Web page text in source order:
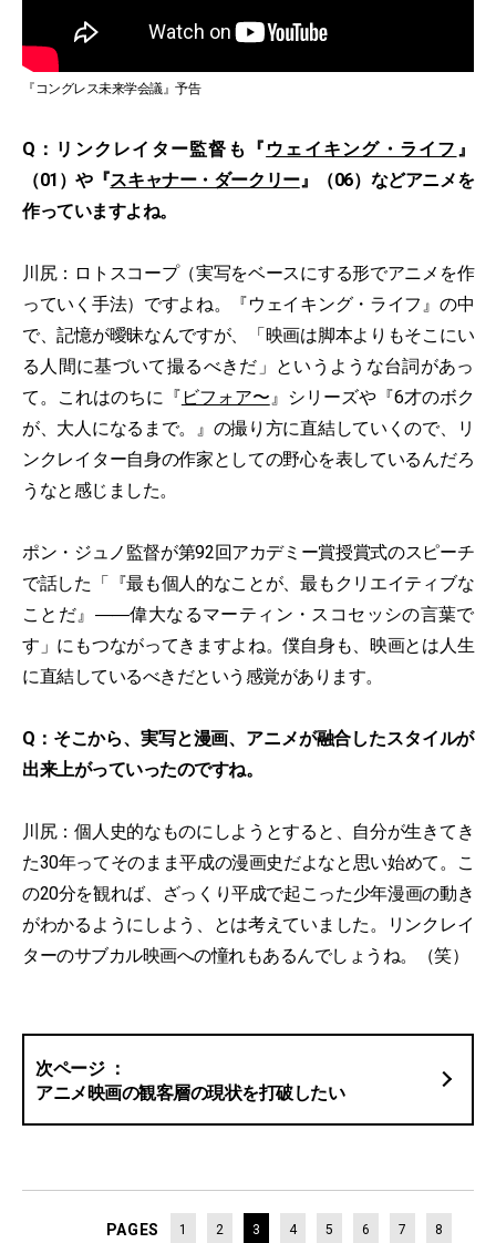
『コングレス未来学会議』予告
Q：リンクレイター監督も『 ウェイキング・ライフ 』
（01）や『スキャナー・ダークリー』（06）などアニメを
作っていますよね。
川尻：ロトスコープ（実写をベースにする形でアニメを作
っていく手法）ですよね。『ウェイキング・ライフ』の中
で、記憶が曖昧なんですが、「映画は脚本よりもそこにい
る人間に基づいて撮るべきだ」というような台詞があっ
て。これはのちに『 ビフォア〜 』シリーズや『6才のボク
が、大人になるまで。』の撮り方に直結していくので、リ
ンクレイター自身の作家としての野心を表しているんだろ
うなと感じました。
ポン・ジュノ監督が第92回アカデミー賞授賞式のスピーチ
で話した「『最も個人的なことが、最もクリエイティブな
ことだ』――偉大なるマーティン・スコセッシの言葉で
す」にもつながってきますよね。僕自身も、映画とは人生
に直結しているべきだという感覚があります。
Q：そこから、実写と漫画、アニメが融合したスタイルが
出来上がっていったのですね。
川尻：個人史的なものにしようとすると、自分が生きてき
た30年ってそのまま平成の漫画史だよなと思い始めて。こ
の20分を観れば、ざっくり平成で起こった少年漫画の動き
がわかるようにしよう、とは考えていました。リンクレイ
ターのサブカル映画への憧れもあるんでしょうね。（笑）
アニメ映画の観客層の現状を打破したい
PAGES 1 2 3 4 5 6 7 8